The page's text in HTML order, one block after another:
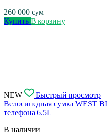
260 000 сум
Купить В корзину
NEW
Быстрый просмотр
Велосипедная сумка WEST
телефона 6.5L
В наличии